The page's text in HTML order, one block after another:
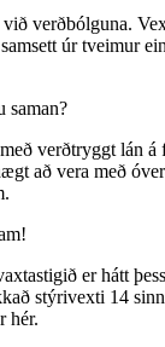
verðbólguna.
úr tveimur
saman?
verðtryggt lán á
að vera með
er hátt
stýrivexti 14
hér.